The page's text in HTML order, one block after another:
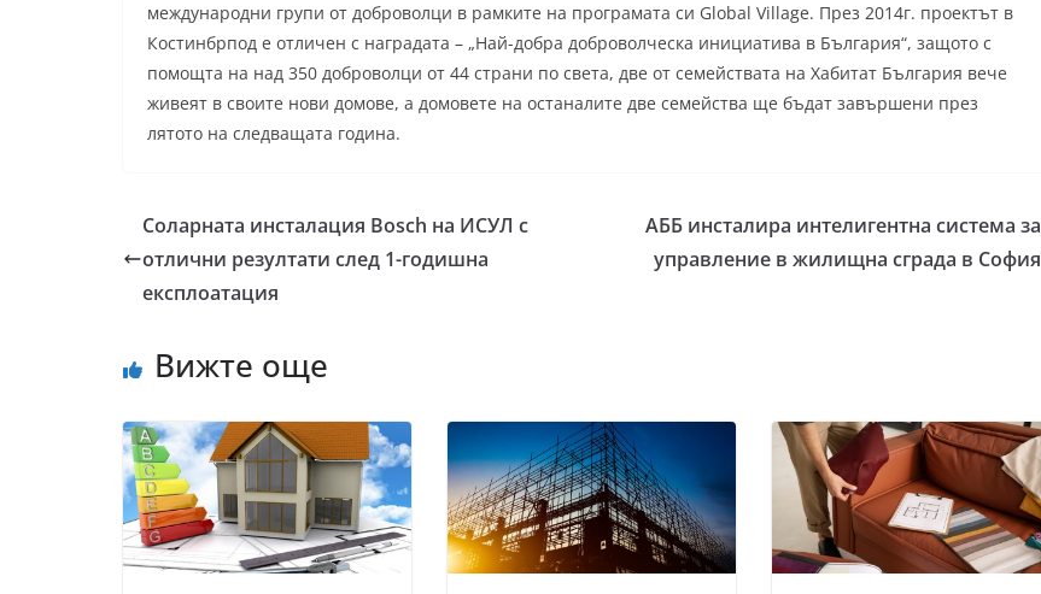
международни групи от доброволци в рамките на програмата си Global Village. През 2014г. проектът в
Костинбрпод е отличен с наградата – „Най-добра доброволческа инициатива в България“, защото с
помощта на над 350 доброволци от 44 страни по света, две от семействата на Хабитат България вече
живеят в своите нови домове, а домовете на останалите две семейства ще бъдат завършени през
лятото на следващата година.
Соларната инсталация Bosch нa ИСУЛ с
отлични резултати след 1-годишна
експлоатация
АББ инсталира интелигентна система за
управление в жилищна сграда в София
Вижте още